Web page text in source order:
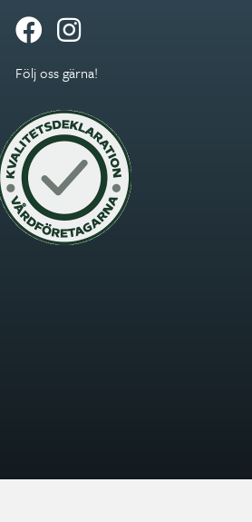
Följ oss gärna!